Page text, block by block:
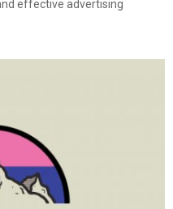
effective advertising